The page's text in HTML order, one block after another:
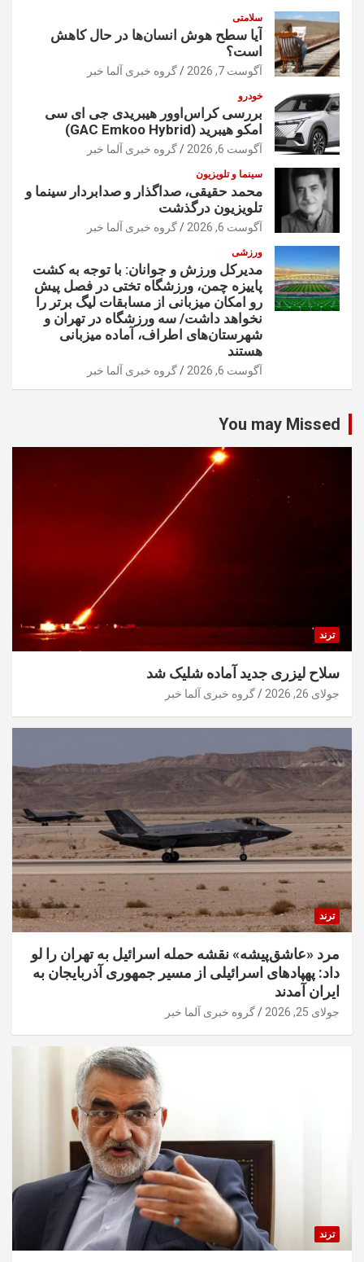
سلامتی
آیا سطح هوش انسان‌ها در حال کاهش
است؟
آگوست 7, 2026 گروه خبری آلما خبر
خودرو
بررسی کراس‌اوور هیبریدی جی ای سی
امکو هیبرید (GAC Emkoo Hybrid)
آگوست 6, 2026 گروه خبری آلما خبر
سینما و تلویزیون
محمد حقیقی، صداگذار و صدابردار سینما و
تلویزیون درگذشت
آگوست 6, 2026 گروه خبری آلما خبر
ورزشی
مدیرکل ورزش و جوانان: با توجه به کشت
پاییزه چمن، ورزشگاه تختی در فصل پیش
رو امکان میزبانی از مسابقات لیگ برتر را
نخواهد داشت/ سه ورزشگاه در تهران و
شهرستان‌های اطراف، آماده میزبانی
هستند
آگوست 6, 2026 گروه خبری آلما خبر
You may Missed
ترند
سلاح لیزری جدید آماده شلیک شد
جولای 26, 2026 گروه خبری آلما خبر
ترند
مرد «عاشق‌پیشه» نقشه حمله اسرائیل به تهران را لو
داد: پهپادهای اسرائیلی از مسیر جمهوری آذربایجان به
ایران آمدند
جولای 25, 2026 گروه خبری آلما خبر
ترند